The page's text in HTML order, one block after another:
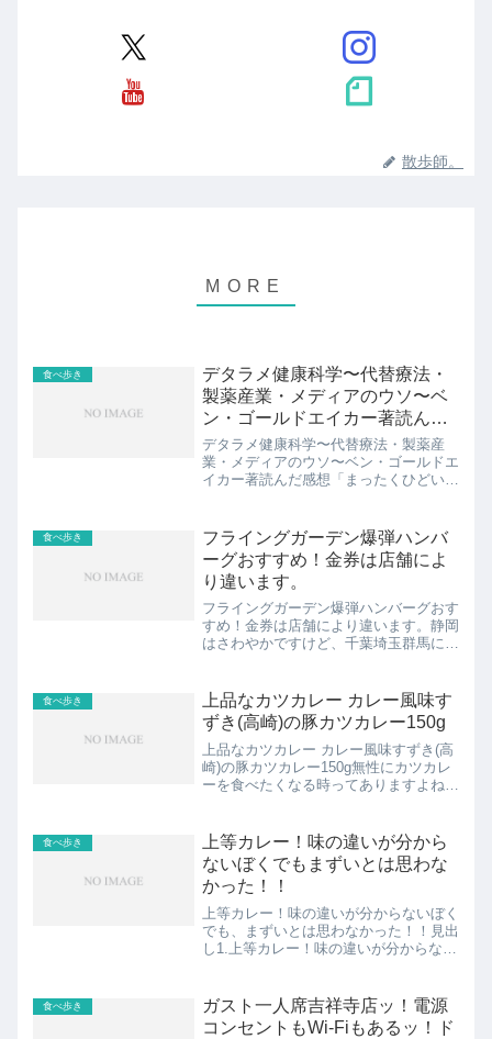
散歩師。
食べ歩き
デタラメ健康科学〜代替療法・
製薬産業・メディアのウソ〜ベ
ン・ゴールドエイカー著読んだ
感想
デタラメ健康科学〜代替療法・製薬産
業・メディアのウソ〜ベン・ゴールドエ
イカー著読んだ感想「まったくひどい世
康に関するでたらめな風景。実験をする
ことの大切さ。一時情報こそ...
食べ歩き
フライングガーデン爆弾ハンバ
ーグおすすめ！金券は店舗によ
り違います。
フライングガーデン爆弾ハンバーグおす
すめ！金券は店舗により違います。静岡
はさわやかですけど、千葉埼玉群馬には
ー！更に、全額、もしくは半額の金券
は、時期と店舗により異なりま...
食べ歩き
上品なカツカレー カレー風味す
ずき(高崎)の豚カツカレー150g
上品なカツカレー カレー風味すずき(高
崎)の豚カツカレー150g無性にカツカレ
ーを食べたくなる時ってありますよね。
足!!っていう路線もありましぼくは、あ
のゴーゴーカレー...
食べ歩き
上等カレー！味の違いが分から
ないぼくでもまずいとは思わな
かった！！
上等カレー！味の違いが分からないぼく
でも、まずいとは思わなかった！！見出
し1.上等カレー！味の違いが分からない
上等カレー食べたけど違いが分からな
い。スポンサーリンク ...
食べ歩き
ガスト一人席吉祥寺店ッ！電源
コンセントもWi-Fiもあるッ！ド